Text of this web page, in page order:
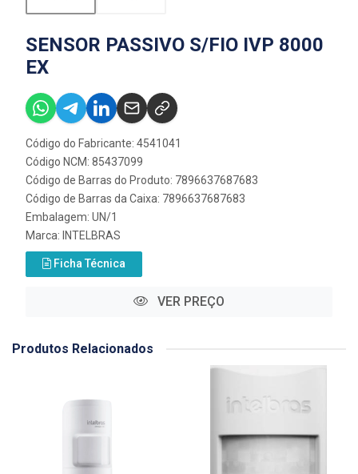
SENSOR PASSIVO S/FIO IVP 8000
EX
Código do Fabricante: 4541041
Código NCM: 85437099
Código de Barras do Produto: 7896637687683
Código de Barras da Caixa: 7896637687683
Embalagem: UN/1
Marca: INTELBRAS
Ficha Técnica
VER PREÇO
Produtos Relacionados